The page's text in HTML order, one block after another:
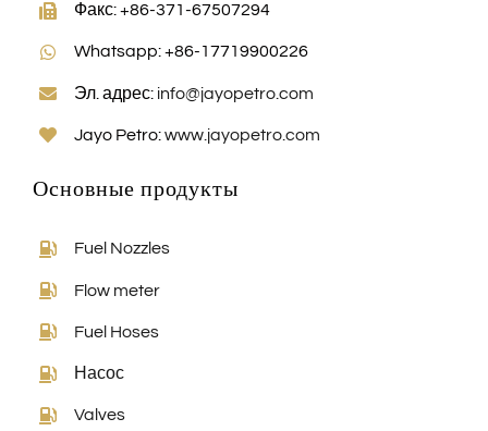
Факс: +86-371-67507294
Whatsapp: +86-17719900226
Эл. адрес: info@jayopetro.com
Jayo Petro:www.jayopetro.com
Основные продукты
Fuel Nozzles
Flow meter
Fuel Hoses
Насос
Valves